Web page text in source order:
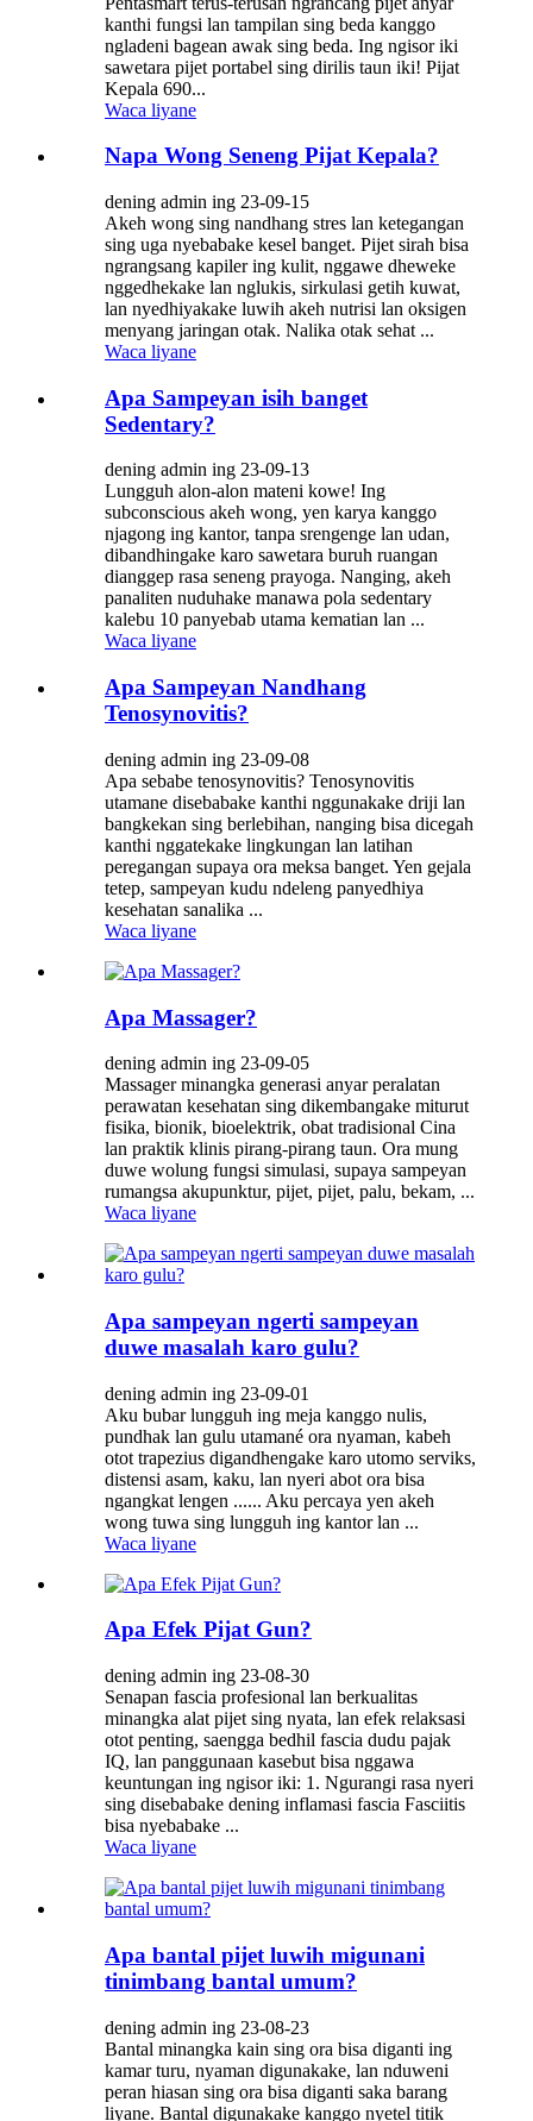
kanthi fungsi lan tampilan sing beda kanggo
ngladeni bagean awak sing beda. Ing ngisor iki
sawetara pijet portabel sing dirilis taun iki! Pijat
Kepala 690...
Waca liyane
Napa Wong Seneng Pijat Kepala?
dening admin ing 23-09-15
Akeh wong sing nandhang stres lan ketegangan
sing uga nyebabake kesel banget. Pijet sirah bisa
ngrangsang kapiler ing kulit, nggawe dheweke
nggedhekake lan nglukis, sirkulasi getih kuwat,
lan nyedhiyakake luwih akeh nutrisi lan oksigen
menyang jaringan otak. Nalika otak sehat ...
Waca liyane
Apa Sampeyan isih banget
Sedentary?
dening admin ing 23-09-13
Lungguh alon-alon mateni kowe! Ing
subconscious akeh wong, yen karya kanggo
njagong ing kantor, tanpa srengenge lan udan,
dibandhingake karo sawetara buruh ruangan
dianggep rasa seneng prayoga. Nanging, akeh
panaliten nuduhake manawa pola sedentary
kalebu 10 panyebab utama kematian lan ...
Waca liyane
Apa Sampeyan Nandhang
Tenosynovitis?
dening admin ing 23-09-08
Apa sebabe tenosynovitis? Tenosynovitis
utamane disebabake kanthi nggunakake driji lan
bangkekan sing berlebihan, nanging bisa dicegah
kanthi nggatekake lingkungan lan latihan
peregangan supaya ora meksa banget. Yen gejala
tetep, sampeyan kudu ndeleng panyedhiya
kesehatan sanalika ...
Waca liyane
Apa Massager?
dening admin ing 23-09-05
Massager minangka generasi anyar peralatan
perawatan kesehatan sing dikembangake miturut
fisika, bionik, bioelektrik, obat tradisional Cina
lan praktik klinis pirang-pirang taun. Ora mung
duwe wolung fungsi simulasi, supaya sampeyan
rumangsa akupunktur, pijet, pijet, palu, bekam, ...
Waca liyane
Apa sampeyan ngerti sampeyan
duwe masalah karo gulu?
dening admin ing 23-09-01
Aku bubar lungguh ing meja kanggo nulis,
pundhak lan gulu utamané ora nyaman, kabeh
otot trapezius digandhengake karo utomo serviks,
distensi asam, kaku, lan nyeri abot ora bisa
ngangkat lengen ...... Aku percaya yen akeh
wong tuwa sing lungguh ing kantor lan ...
Waca liyane
Apa Efek Pijat Gun?
dening admin ing 23-08-30
Senapan fascia profesional lan berkualitas
minangka alat pijet sing nyata, lan efek relaksasi
otot penting, saengga bedhil fascia dudu pajak
IQ, lan panggunaan kasebut bisa nggawa
keuntungan ing ngisor iki: 1. Ngurangi rasa nyeri
sing disebabake dening inflamasi fascia Fasciitis
bisa nyebabake ...
Waca liyane
Apa bantal pijet luwih migunani
tinimbang bantal umum?
dening admin ing 23-08-23
Bantal minangka kain sing ora bisa diganti ing
kamar turu, nyaman digunakake, lan nduweni
peran hiasan sing ora bisa diganti saka barang
liyane. Bantal digunakake kanggo nyetel titik